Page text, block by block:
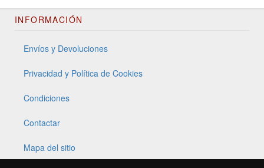
INFORMACIÓN
Envíos y Devoluciones
Privacidad y Política de Cookies
Condiciones
Contactar
Mapa del sitio